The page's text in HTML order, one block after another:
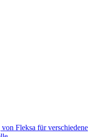
Fleksa für verschiedene